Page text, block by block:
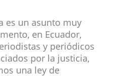
es un asunto muy
en Ecuador,
y periódicos
por la justicia,
una ley de